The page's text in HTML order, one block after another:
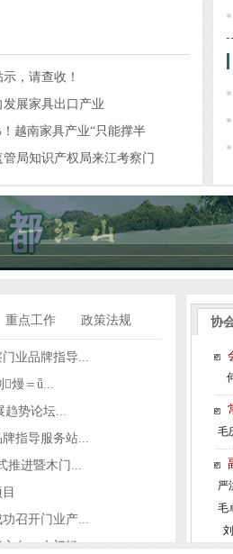
，请查收！
发展家具出口产业
越南家具产业“只能撑半
局知识产权局来江考察门
重点工作 政策法规
业品牌指导...
熳＝ǖ...
势论坛...
指导服务站...
推进暨木门...
召开门业产...
向：木门轻...
协
毛
严
毛
江山市全品世纪门业有
江山市佳梦圆装饰材料
浙江杭派门业有限公司
浙江铜锣汉门业有限
江山市方圆和门业有限
江山市帝昂装饰材料
浙江赛银将军门业有
浙江清源龙家居有限
江山沁园春家居有限
江山市金派门业有限
江山市嘉启富门业有
江山多美歌门业装饰
江山百家旺门业有限
浙江安若家居有限公
浙江雅迪乐木业有限